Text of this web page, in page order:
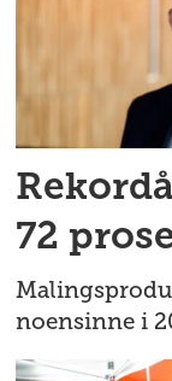
72
noensinne i